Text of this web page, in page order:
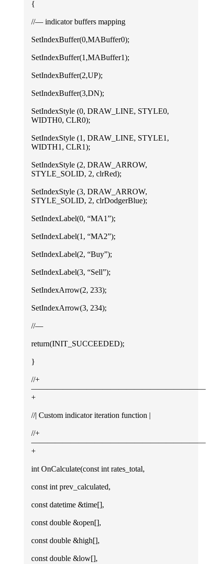
{
//— indicator buffers mapping
SetIndexBuffer(0,MABuffer0);
SetIndexBuffer(1,MABuffer1);
SetIndexBuffer(2,UP);
SetIndexBuffer(3,DN);
SetIndexStyle (0, DRAW_LINE, STYLE0,
WIDTH0, CLR0);
SetIndexStyle (1, DRAW_LINE, STYLE1,
WIDTH1, CLR1);
SetIndexStyle (2, DRAW_ARROW,
STYLE_SOLID, 2, clrRed);
SetIndexStyle (3, DRAW_ARROW,
STYLE_SOLID, 2, clrDodgerBlue);
SetIndexLabel(0, “MA1”);
SetIndexLabel(1, “MA2”);
SetIndexLabel(2, “Buy”);
SetIndexLabel(3, “Sell”);
SetIndexArrow(2, 233);
SetIndexArrow(3, 234);
//—
return(INIT_SUCCEEDED);
}
//+
——————————————————————
+
//| Custom indicator iteration function |
//+
——————————————————————
+
int OnCalculate(const int rates_total,
const int prev_calculated,
const datetime &time[],
const double &open[],
const double &high[],
const double &low[],